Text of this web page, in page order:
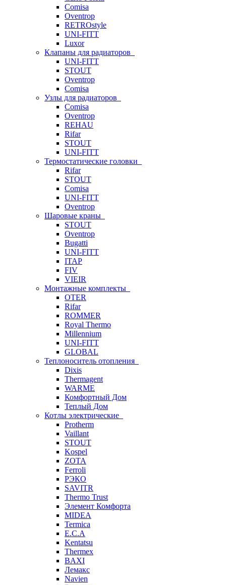
Comisa
Oventrop
RETROstyle
UNI-FITT
Luxor
Клапаны для радиаторов
UNI-FITT
STOUT
Oventrop
Comisa
Узлы для радиаторов
Comisa
Oventrop
REHAU
Rifar
STOUT
UNI-FITT
Термостатические головки
Rifar
STOUT
Comisa
UNI-FITT
Oventrop
Шаровые краны
STOUT
Oventrop
Bugatti
UNI-FITT
ITAP
FIV
VIEIR
Монтажные комплекты
OTER
Rifar
ROMMER
Royal Thermo
Millennium
UNI-FITT
GLOBAL
Теплоноситель отопления
Dixis
Thermagent
WARME
Комфортный Дом
Теплый Дом
Котлы электрические
Protherm
Vaillant
STOUT
Kospel
ZOTA
Ferroli
РЭКО
SAVITR
Thermo Trust
Элемент Комфорта
MIDEA
Termica
E.C.A
Kentatsu
Thermex
BAXI
Лемакс
Navien